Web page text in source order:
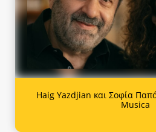
Haig Yazdjian και Σοφία
Musica